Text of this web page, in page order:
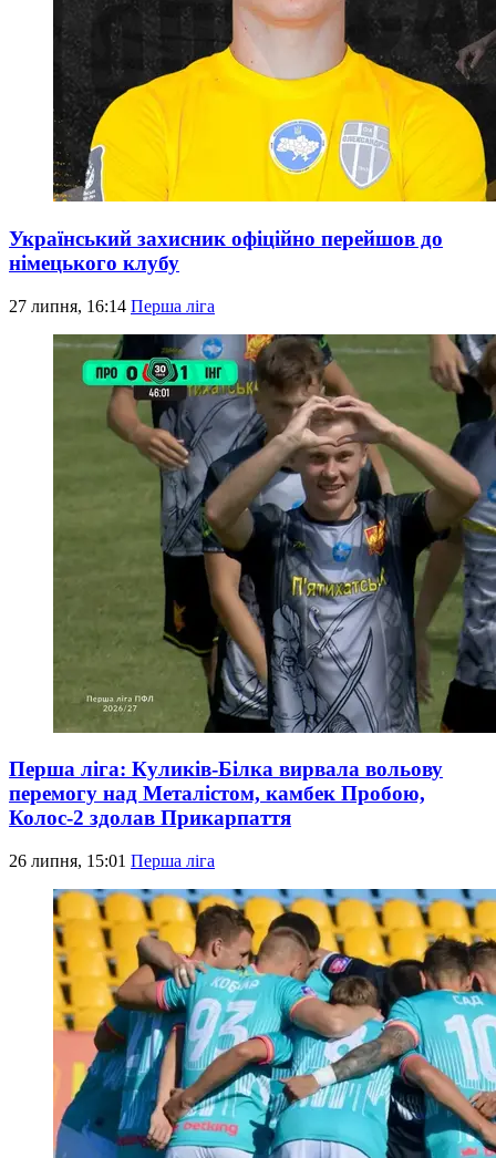
Український захисник офіційно перейшов до
німецького клубу
27 липня, 16:14 Перша ліга
Перша ліга: Куликів-Білка вирвала вольову
перемогу над Металістом, камбек Пробою,
Колос-2 здолав Прикарпаття
26 липня, 15:01 Перша ліга